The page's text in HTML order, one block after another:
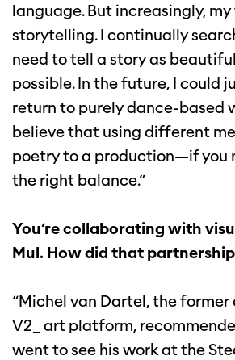
language. But increasingly, my
storytelling. I continually
need to tell a story as
possible. In the future, I could
return to purely dance-based
believe that using different
poetry to a production—if you
the right balance.”
You’re collaborating with
Mul. How did that
“Michel van Dartel, the
V2_ art platform,
went to see his work at the